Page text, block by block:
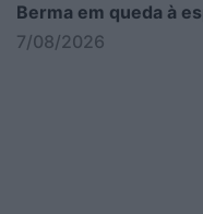
Berma em queda à
7/08/2026